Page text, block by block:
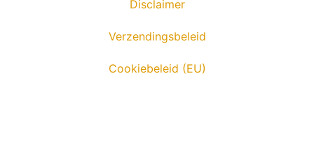
Disclaimer
Verzendingsbeleid
Cookiebeleid (EU)